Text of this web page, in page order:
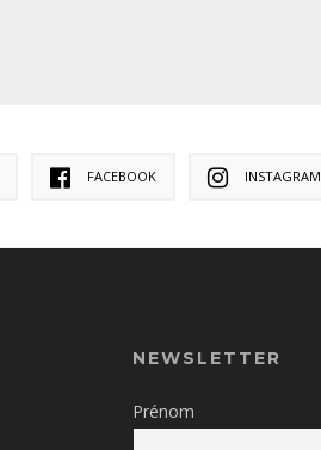
FACEBOOK INSTAGRAM
NEWSLETTER
Prénom